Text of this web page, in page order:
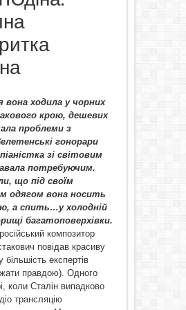
ходила у чорних
крою, дешевих
проблеми з
гонорари
зі світовим
потребуючим.
що під своїм
одягом вона носить
а спить…у холодній
багатоповерхівки.
композитор
повідав красиву
більшість експертів
правдою). Одного
коли Сталін випадково
трансляцію